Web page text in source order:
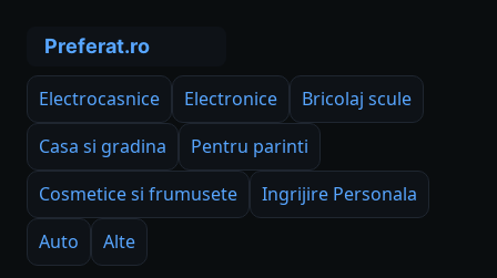
Electrocasnice Electronice
Bricolaj scule
Casa si gradina
Pentru parinti
Cosmetice si frumusete
Ingrijire Personala
Auto
Alte